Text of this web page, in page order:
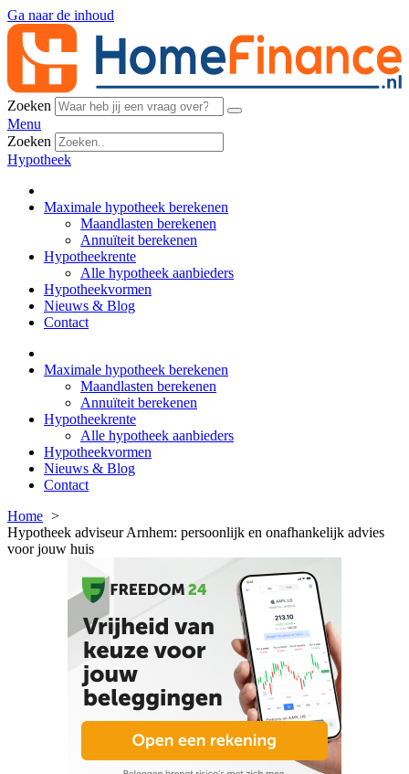
Ga naar de inhoud
Zoeken
Menu
Zoeken
Hypotheek
Maximale hypotheek berekenen
Maandlasten berekenen
Annuïteit berekenen
Hypotheekrente
Alle hypotheek aanbieders
Hypotheekvormen
Nieuws & Blog
Contact
Maximale hypotheek berekenen
Maandlasten berekenen
Annuïteit berekenen
Hypotheekrente
Alle hypotheek aanbieders
Hypotheekvormen
Nieuws & Blog
Contact
Home
Hypotheek adviseur Arnhem: persoonlijk en onafhankelijk advies
voor jouw huis